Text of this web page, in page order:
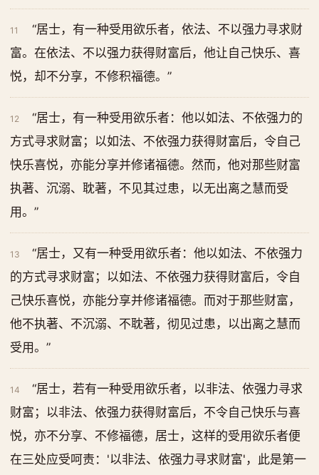
11
“居士，有一种受用欲乐者，依法、不以强力寻求财
富。在依法、不以强力获得财富后，他让自己快乐、喜
悦，却不分享，不修积福德。”
12
“居士，有一种受用欲乐者：他以如法、不依强力的
方式寻求财富；以如法、不依强力获得财富后，令自己
快乐喜悦，亦能分享并修诸福德。然而，他对那些财富
执著、沉溺、耽著，不见其过患，以无出离之慧而受
用。”
13
“居士，又有一种受用欲乐者：他以如法、不依强力
的方式寻求财富；以如法、不依强力获得财富后，令自
己快乐喜悦，亦能分享并修诸福德。而对于那些财富，
他不执著、不沉溺、不耽著，彻见过患，以出离之慧而
受用。”
14
“居士，若有一种受用欲乐者，以非法、依强力寻求
财富；以非法、依强力获得财富后，不令自己快乐与喜
悦，亦不分享、不修福德，居士，这样的受用欲乐者便
在三处应受呵责：'以非法、依强力寻求财富'，此是第一